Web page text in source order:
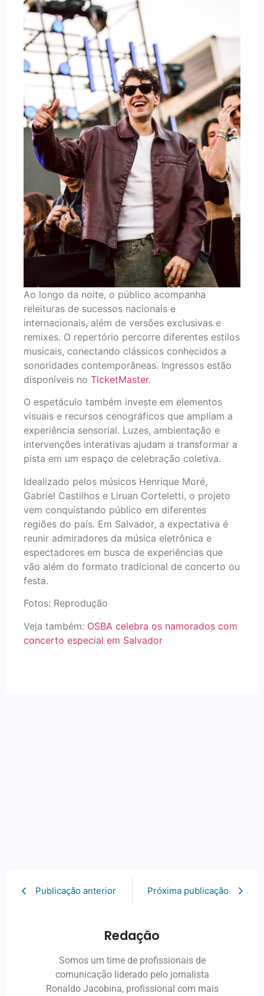
Ao longo da noite, o público acompanha
releituras de sucessos nacionais e
internacionais, além de versões exclusivas e
remixes. O repertório percorre diferentes estilos
musicais, conectando clássicos conhecidos a
sonoridades contemporâneas. Ingressos estão
disponíveis no TicketMaster.
O espetáculo também investe em elementos
visuais e recursos cenográficos que ampliam a
experiência sensorial. Luzes, ambientação e
intervenções interativas ajudam a transformar a
pista em um espaço de celebração coletiva.
Idealizado pelos músicos Henrique Moré,
Gabriel Castilhos e Liruan Corteletti, o projeto
vem conquistando público em diferentes
regiões do país. Em Salvador, a expectativa é
reunir admiradores da música eletrônica e
espectadores em busca de experiências que
vão além do formato tradicional de concerto ou
festa.
Fotos: Reprodução
Veja também: OSBA celebra os namorados com
concerto especial em Salvador
Publicação anterior Próxima publicação
Redação
Somos um time de profissionais de
comunicação liderado pelo jornalista
Ronaldo Jacobina, profissional com mais